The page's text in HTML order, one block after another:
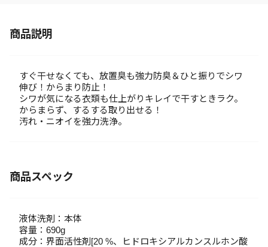
商品説明
すぐ干せなくても、放置臭も強力防臭＆ひと振りでシワ
伸び！からまり防止！
シワが気になる衣類も仕上がりキレイで干すときラク。
からまらず、するする取り出せる！
汚れ・ニオイを強力洗浄。
商品スペック
液体洗剤：本体
容量：690g
成分：界面活性剤[20 %、ヒドロキシアルカンスルホン酸